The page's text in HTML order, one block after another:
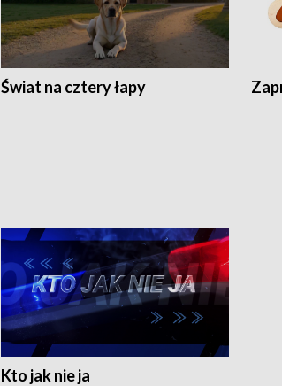
Świat na cztery łapy
Kto jak nie ja